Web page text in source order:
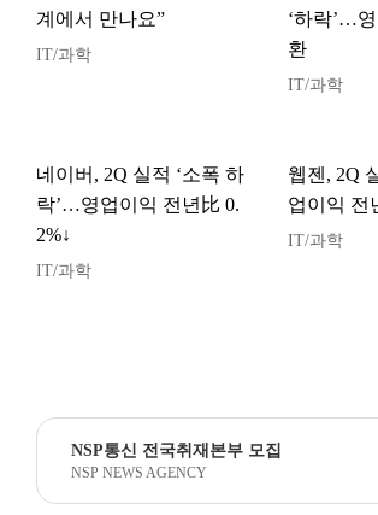
계에서 만나요”
IT/과학
‘하락’…
환
IT/과학
네이버, 2Q 실적 ‘소폭 하
락’…영업이익 전년比 0.
2%↓
IT/과학
웹젠, 2Q
업이익 전
IT/과학
NSP통신 전국취재본부 모집
NSP NEWS AGENCY